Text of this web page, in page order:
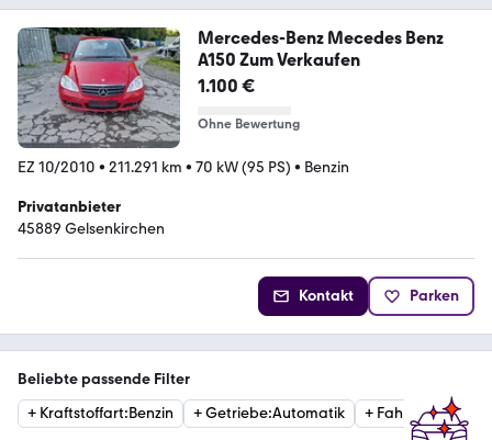
Mercedes-Benz Mecedes Benz
A150 Zum Verkaufen
1.100 €
Ohne Bewertung
EZ 10/2010 • 211.291 km • 70 kW (95 PS) • Benzin
Privatanbieter
45889 Gelsenkirchen
Kontakt Parken
Beliebte passende Filter
+ Kraftstoffart:Benzin +Getriebe:Automatik +